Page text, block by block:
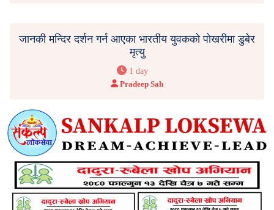
जानकी मन्दिर दर्शन गर्न आएका भारतीय युवकको पोखरीमा डुबेर
मृत्यु
1 day
Pradeep Sah